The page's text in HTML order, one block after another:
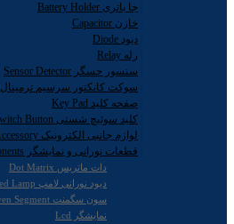
جا باتری Battery Holder
خازن Capacitor
دیود Diode
رله Relay
سنسور حسگر Sensor Detector
سوکت کانکتور سرسیم ترمینال Sucket Connector Terminal
صفحه کلید Key Pad
کلید سوئیچ شستی Key Switch Button
لوازم جانبی الکترونیک Electronic Accessory
قطعات نورانی و نمایشگر Light & Display Components
دات ماتریس Dot Matrix
دیود نورانی لامپ Led Lamp
سون سگمنت Seven Segment
نمایشگر Lcd